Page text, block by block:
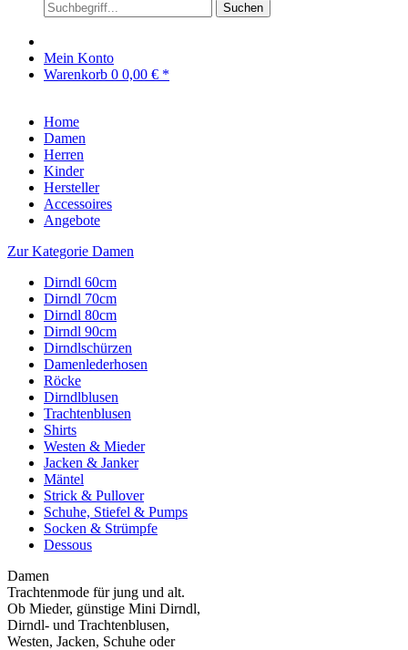
Suchen
Mein Konto
Warenkorb 0 0,00 € *
Home
Damen
Herren
Kinder
Hersteller
Accessoires
Angebote
Zur Kategorie Damen
Dirndl 60cm
Dirndl 70cm
Dirndl 80cm
Dirndl 90cm
Dirndlschürzen
Damenlederhosen
Röcke
Dirndlblusen
Trachtenblusen
Shirts
Westen & Mieder
Jacken & Janker
Mäntel
Strick & Pullover
Schuhe, Stiefel & Pumps
Socken & Strümpfe
Dessous
Damen
Trachtenmode für jung und alt.
Ob Mieder, günstige Mini Dirndl,
Dirndl- und Trachtenblusen,
Westen, Jacken, Schuhe oder